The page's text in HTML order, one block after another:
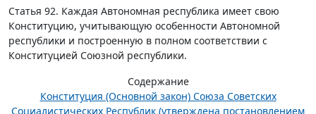
Статья 92. Каждая Автономная республика имеет свою
Конституцию, учитывающую особенности Автономной
республики и построенную в полном соответствии с
Конституцией Союзной республики.
Содержание
Конституция (Основной закон) Союза Советских
Социалистических Республик (утверждена постановлением